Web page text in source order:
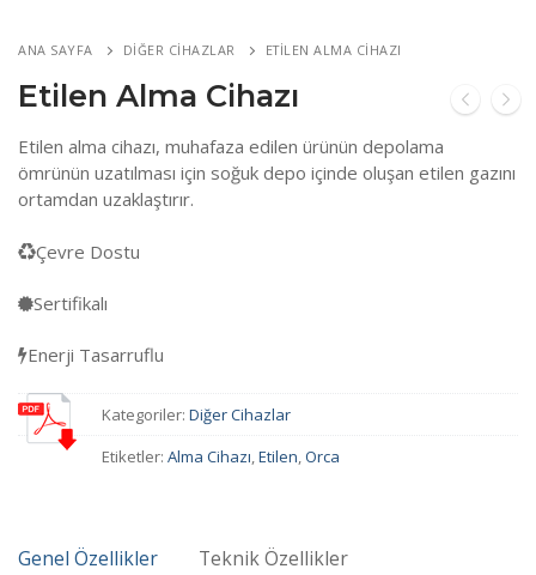
ANA SAYFA DIĞER CIHAZLAR ETILEN ALMA CIHAZI
Etilen Alma Cihazı
Etilen alma cihazı, muhafaza edilen ürünün depolama
ömrünün uzatılması için soğuk depo içinde oluşan etilen gazını
ortamdan uzaklaştırır.
Çevre Dostu
Sertifikalı
Enerji Tasarruflu
Kategoriler:Diğer Cihazlar
Etiketler:Alma Cihazı,Etilen,Orca
Genel Özellikler
Teknik Özellikler